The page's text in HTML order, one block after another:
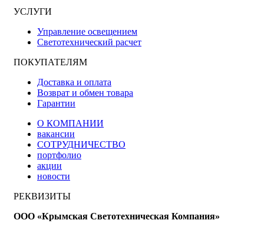
УСЛУГИ
Управление освещением
Светотехнический расчет
ПОКУПАТЕЛЯМ
Доставка и оплата
Возврат и обмен товара
Гарантии
О КОМПАНИИ
вакансии
СОТРУДНИЧЕСТВО
портфолио
акции
новости
РЕКВИЗИТЫ
ООО «Крымская Светотехническая Компания»